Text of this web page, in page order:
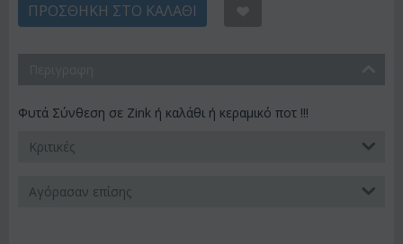
ΠΡΟΣΘΉΚΗ ΣΤΟ ΚΑΛΆΘΙ
Φυτά Σύνθεση σε Zink ή καλάθι ή κεραμικό ποτ !!!
Κριτικές
Αγόρασαν επίσης